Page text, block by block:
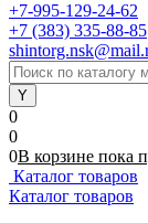
+7-995-129-24-62
+7 (383) 335-88-85
0
0
0В корзине пока
Каталог товаров
Каталог товаров